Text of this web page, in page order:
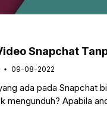
Snapchat
09-08-2022
ada pada Snapchat
mengunduh? Apabila